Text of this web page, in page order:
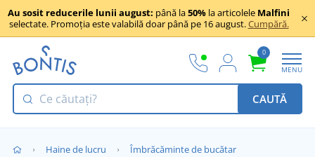
Au sosit reducerile lunii august: până la50% la articolele Malfini
selectate. Promoția este valabilă doar până pe 16 august.Cumpără.
0
MENU
CAUTĂ
Haine de lucru
Îmbrăcăminte de bucătar